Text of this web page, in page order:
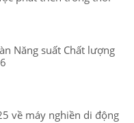
Năng suất Chất lượng
về máy nghiền di động